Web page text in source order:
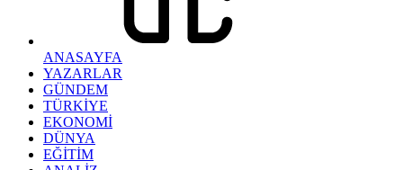
ANASAYFA
YAZARLAR
GÜNDEM
TÜRKİYE
EKONOMİ
DÜNYA
EĞİTİM